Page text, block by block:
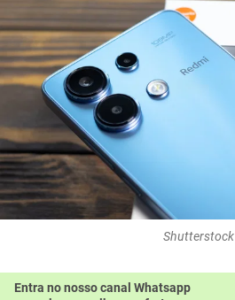
Shutterstock
Entra no nosso canal Whatsapp